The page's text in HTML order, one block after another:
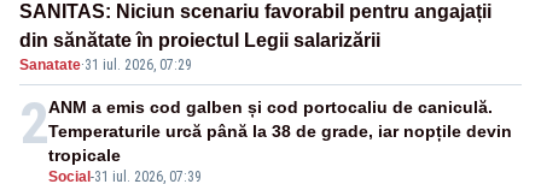
SANITAS: Niciun scenariu favorabil pentru angajații
din sănătate în proiectul Legii salarizării
Sanatate·31 iul. 2026, 07:29
2
Social -31 iul. 2026, 07:39
ANM a emis cod galben și cod portocaliu de caniculă.
Temperaturile urcă până la 38 de grade, iar nopțile devin
tropicale